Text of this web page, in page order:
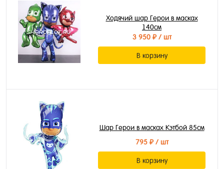
Ходячий шар Герои в масках
140см
3 950 ₽/ шт
В корзину
Шар Герои в масках Кэтбой 85см
795 ₽/ шт
В корзину